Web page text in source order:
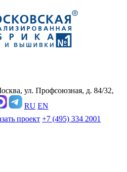
ул. Профсоюзная, д. 84/32,
RU EN
проект +7 (495) 334 2001